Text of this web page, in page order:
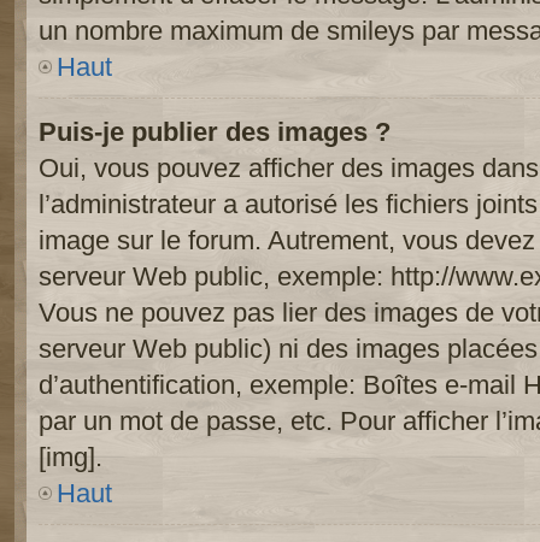
un nombre maximum de smileys par
Haut
Puis-je publier des images ?
Oui, vous pouvez afficher des images
l’administrateur a autorisé les fichiers
image sur le forum. Autrement, vous
serveur Web public, exemple: http://
Vous ne pouvez pas lier des images de
serveur Web public) ni des images
d’authentification, exemple: Boîtes e-mail
par un mot de passe, etc. Pour afficher
[img].
Haut